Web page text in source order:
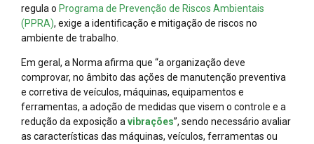
regula o Programa de Prevenção de Riscos Ambientais
(PPRA), exige a identificação e mitigação de riscos no
ambiente de trabalho.
Em geral, a Norma afirma que “a organização deve
comprovar, no âmbito das ações de manutenção preventiva
e corretiva de veículos, máquinas, equipamentos e
ferramentas, a adoção de medidas que visem o controle e a
redução da exposição a vibrações”, sendo necessário avaliar
as características das máquinas, veículos, ferramentas ou